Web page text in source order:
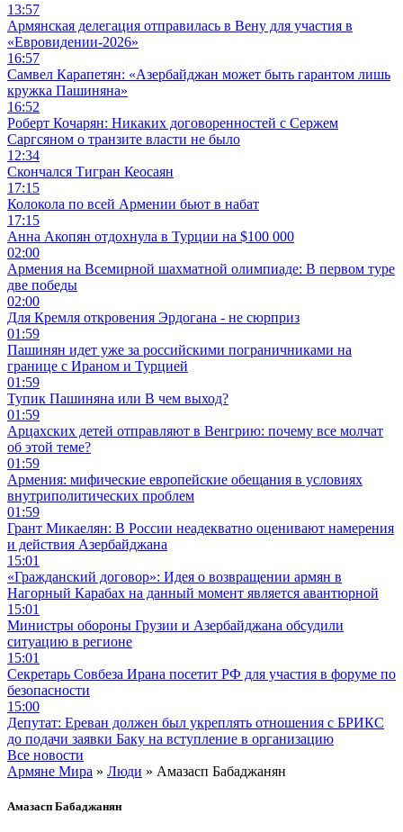
13:57
Армянская делегация отправилась в Вену для участия в
«Евровидении-2026»
16:57
Самвел Карапетян: «Азербайджан может быть гарантом лишь
кружка Пашиняна»
16:52
Роберт Кочарян: Никаких договоренностей с Сержем
Саргсяном о транзите власти не было
12:34
Скончался Тигран Кеосаян
17:15
Колокола по всей Армении бьют в набат
17:15
Анна Акопян отдохнула в Турции на $100 000
02:00
Армения на Всемирной шахматной олимпиаде: В первом туре
две победы
02:00
Для Кремля откровения Эрдогана - не сюрприз
01:59
Пашинян идет уже за российскими пограничниками на
границе с Ираном и Турцией
01:59
Тупик Пашиняна или В чем выход?
01:59
Арцахских детей отправляют в Венгрию: почему все молчат
об этой теме?
01:59
Армения: мифические европейские обещания в условиях
внутриполитических проблем
01:59
Грант Микаелян: В России неадекватно оценивают намерения
и действия Азербайджана
15:01
«Гражданский договор»: Идея о возвращении армян в
Нагорный Карабах на данный момент является авантюрной
15:01
Министры обороны Грузии и Азербайджана обсудили
ситуацию в регионе
15:01
Секретарь Совбеза Ирана посетит РФ для участия в форуме по
безопасности
15:00
Депутат: Ереван должен был укреплять отношения с БРИКС
до подачи заявки Баку на вступление в организацию
Все новости
Армяне Мира » Люди » Амазасп Бабаджанян
Амазасп Бабаджанян